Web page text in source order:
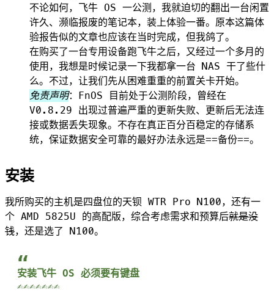
不论如何，飞牛 OS 一公测，我就迫切的翻出一台闲置
许久、濒临报废的笔记本，装上体验一番。原本这篇体
验报告似的文章也应该在当时完成，但我鸽了。
在购买了一台专用设备跑飞牛之后，又经过一个多月的
使用，我想是时候记录一下我都拿一台 NAS 干了些什
么。不过，让我们先从困难重重的前置关卡开始。
免责声明：FnOS 目前处于公测阶段，曾经在
V0.8.29 出现过普遍严重的更新失败、更新后无法连
接或数据丢失现象。不存在真正百分百稳定的存储系
统，保证数据安全可靠的最好办法永远是==备份==。
安装
我所购买的主机是四盘位的天钡 WTR Pro N100，还有一
个 AMD 5825U 的高配版，综合考虑需求和预算后就是没
钱，还是选了 N100。
安装飞牛 OS 必须要有键盘
✍✍✍✍✍✍✍